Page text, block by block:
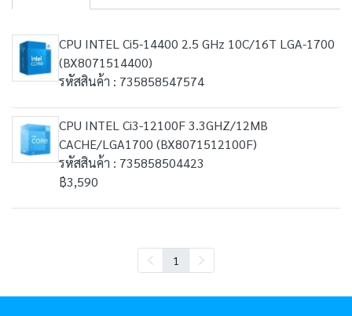
CPU INTEL Ci5-14400 2.5 GHz 10C/16T LGA-1700
(BX8071514400)
รหัสสินค้า : 735858547574
CPU INTEL Ci3-12100F 3.3GHZ/12MB
CACHE/LGA1700 (BX8071512100F)
รหัสสินค้า : 735858504423
฿3,590
1